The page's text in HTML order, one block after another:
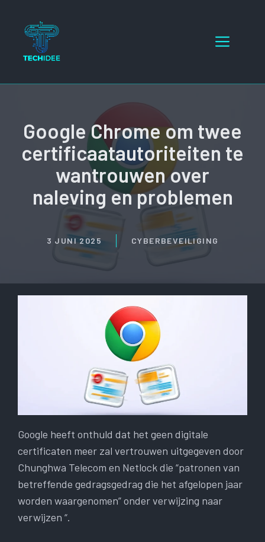
inhoud
Menu
Google Chrome om twee
certificaatautoriteiten te
wantrouwen over
naleving en problemen
3 JUNI 2025 CYBERBEVEILIGING
Google heeft onthuld dat het geen digitale
certificaten meer zal vertrouwen uitgegeven door
Chunghwa Telecom en Netlock die “patronen van
betreffende gedragsgedrag die het afgelopen jaar
worden waargenomen” onder verwijzing naar
verwijzen “.